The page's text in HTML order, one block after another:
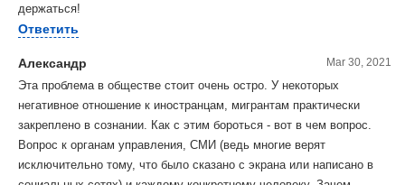
держаться!
Ответить
Александр Mar 30, 2021
Эта проблема в обществе стоит очень остро. У некоторых
негативное отношение к иностранцам, мигрантам практически
закреплено в сознании. Как с этим бороться - вот в чем вопрос.
Вопрос к органам управления, СМИ (ведь многие верят
исключительно тому, что было сказано с экрана или написано в